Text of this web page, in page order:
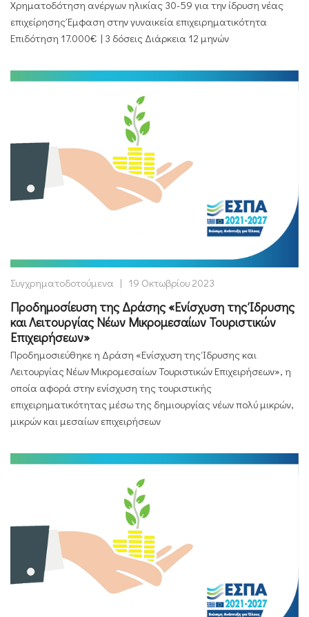
Χρηματοδότηση ανέργων ηλικίας 30-59 για την ίδρυση νέας
επιχείρησης Έμφαση στην γυναικεία επιχειρηματικότητα
Επιδότηση 17.000€ | 3 δόσεις Διάρκεια 12 μηνών
Συγχρηματοδοτούμενα | 19 Οκτωβρίου 2023
Προδημοσίευση της Δράσης «Ενίσχυση της Ίδρυσης
και Λειτουργίας Νέων Μικρομεσαίων Τουριστικών
Επιχειρήσεων»
Προδημοσιεύθηκε η Δράση «Ενίσχυση της Ίδρυσης και
Λειτουργίας Νέων Μικρομεσαίων Τουριστικών Επιχειρήσεων», η
οποία αφορά στην ενίσχυση της τουριστικής
επιχειρηματικότητας μέσω της δημιουργίας νέων πολύ μικρών,
μικρών και μεσαίων επιχειρήσεων